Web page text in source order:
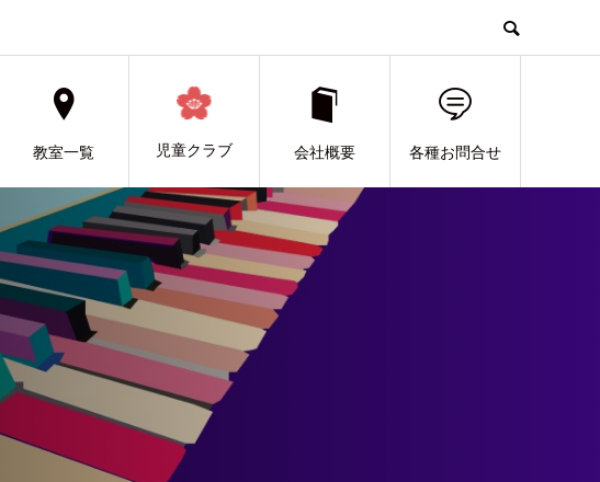
教室一覧 児童クラブ 会社概要 各種お問合せ